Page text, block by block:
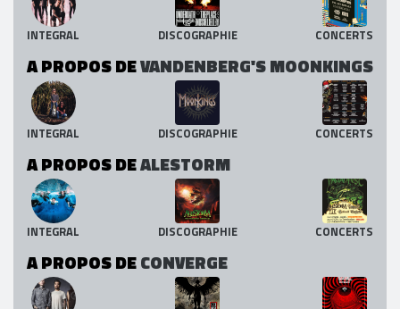
INTEGRAL DISCOGRAPHIE CONCERTS
A PROPOS DEVANDENBERG'S MOONKINGS
INTEGRAL DISCOGRAPHIE CONCERTS
A PROPOS DEALESTORM
INTEGRAL DISCOGRAPHIE CONCERTS
A PROPOS DECONVERGE